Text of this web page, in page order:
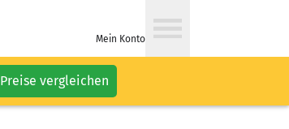
Mein Konto
Preise vergleichen